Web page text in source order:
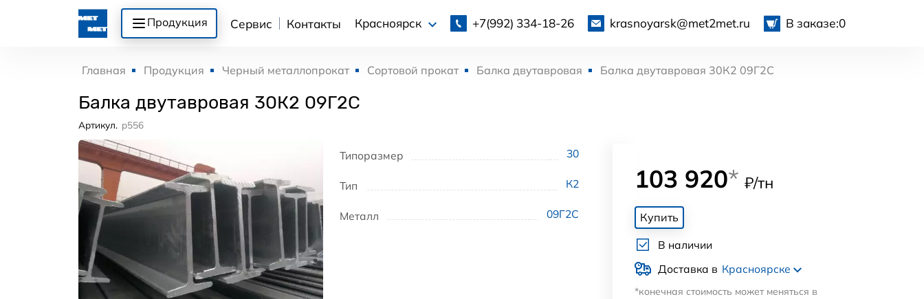
Продукция Сервис Контакты Красноярск +7(992) 334-18-26 krasnoyarsk@met2met.ru В заказе:0
Главная Продукция Черный металлопрокат Сортовой прокат Балка двутавровая Балка двутавровая 30К2 09Г2С
Балка двутавровая 30К2 09Г2С
Артикул. p556
Типоразмер 30
Тип К2
Металл 09Г2С
103 920* ₽/тн
Купить
В наличии
Доставка в Красноярске
*конечная стоимость может меняться в